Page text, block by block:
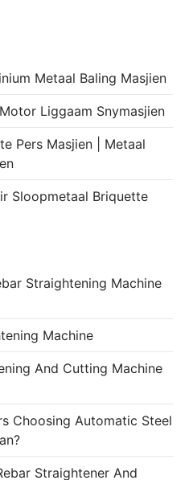
Metaal Baling Masjien
Liggaam Snymasjien
Pers Masjien | Metaal
Sloopmetaal Briquette
Straightening Machine
Machine
And Cutting Machine
Choosing Automatic Steel
Straightener And